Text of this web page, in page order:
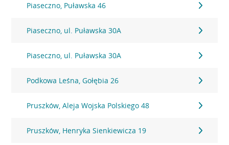
Piaseczno, Puławska 46
Piaseczno, ul. Puławska 30A
Piaseczno, ul. Puławska 30A
Podkowa Leśna, Gołębia 26
Pruszków, Aleja Wojska Polskiego 48
Pruszków, Henryka Sienkiewicza 19